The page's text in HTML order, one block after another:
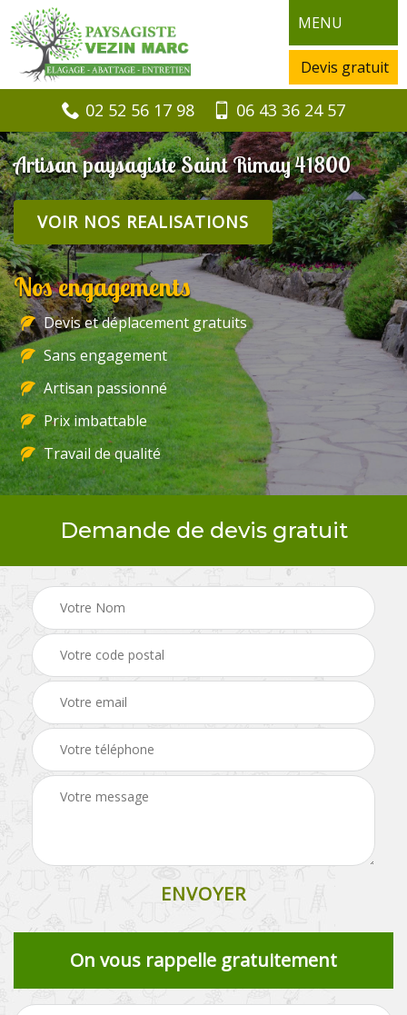
MENU
Devis gratuit
02 52 56 17 98 06 43 36 24 57
Artisan paysagiste Saint Rimay 41800
VOIR NOS REALISATIONS
Nos engagements
Devis et déplacement gratuits
Sans engagement
Artisan passionné
Prix imbattable
Travail de qualité
Demande de devis gratuit
On vous rappelle gratuitement